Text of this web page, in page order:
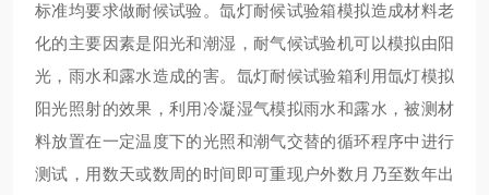
标准均要求做耐候试验。氙灯耐候试验箱模拟造成材料老
化的主要因素是阳光和潮湿，耐气候试验机可以模拟由阳
光，雨水和露水造成的害。氙灯耐候试验箱利用氙灯模拟
阳光照射的效果，利用冷凝湿气模拟雨水和露水，被测材
料放置在一定温度下的光照和潮气交替的循环程序中进行
测试，用数天或数周的时间即可重现户外数月乃至数年出